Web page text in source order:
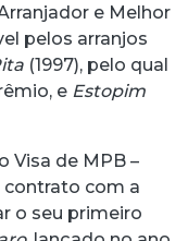
e Melhor
pelos arranjos
(1997), pelo qual
e Estopim
Visa de MPB –
contrato com a
o seu primeiro